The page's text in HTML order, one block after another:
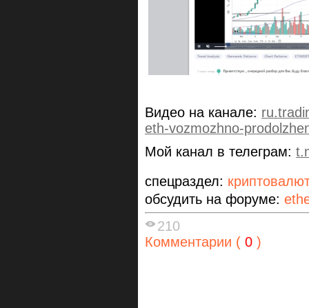
Видео на канале:
eth-vozmozhno-
Мой канал в телеграм:
спецраздел:
обсудить на форуме:
210
Комментарии ( 0 )